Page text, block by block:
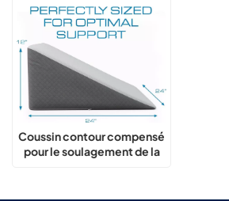
Coussin contour compensé
pour le soulagement de la